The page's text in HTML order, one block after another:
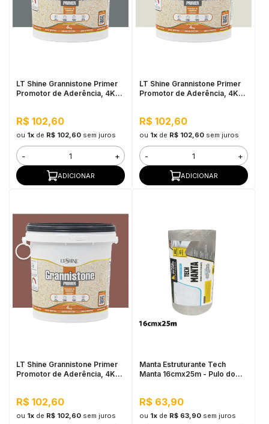
LT Shine Grannistone Primer
Promotor de Aderência, 4KG
R$ 102,60
ou 1xde R$ 102,60 sem juros
- +
ADICIONAR
LT Shine Grannistone Primer
Promotor de Aderência, 4KG
R$ 102,60
ou 1xde R$ 102,60 sem juros
- +
ADICIONAR
LT Shine Grannistone Primer
Promotor de Aderência, 4KG
R$ 102,60
ou 1xde R$ 102,60 sem juros
Manta Estruturante Tech
Manta 16cmx25m - Pulo do
R$ 63,90
ou 1xde R$ 63,90 sem juros